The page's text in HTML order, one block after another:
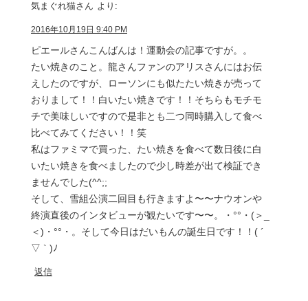
気まぐれ猫さん より:
2016年10月19日 9:40 PM
ピエールさんこんばんは！運動会の記事ですが。。
たい焼きのこと。龍さんファンのアリスさんにはお伝
えしたのですが、ローソンにも似たたい焼きが売って
おりまして！！白いたい焼きです！！そちらもモチモ
チで美味しいですので是非とも二つ同時購入して食べ
比べてみてください！！笑
私はファミマで買った、たい焼きを食べて数日後に白
いたい焼きを食べましたので少し時差が出て検証でき
ませんでした(^^;;
そして、雪組公演二回目も行きますよ〜〜ナウオンや
終演直後のインタビューが観たいです〜〜。・°°・(＞_
＜)・°°・。そして今日はだいもんの誕生日です！！( ´
▽ ` )ﾉ
返信